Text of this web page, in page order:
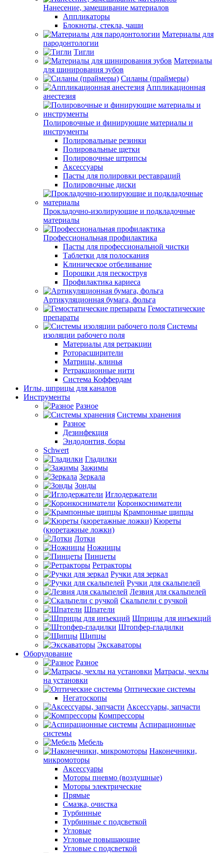
Нанесение, замешивание материалов
Аппликаторы
Блокноты, стекла, чаши
Материалы для
пародонтологии
Тигли
Материалы
для шинирования зубов
Силаны (праймеры)
Аппликационная
анестезия
Полировочные и финирующие материалы и
инструменты
Полировальные резинки
Полировальные щетки
Полировочные штрипсы
Аксессуары
Пасты для полировки реставраций
Полировочные диски
Прокладочно-изолирующие и подкладочные
материалы
Профессиональная профилактика
Пасты для профессиональной чистки
Таблетки для полоскания
Клиническое отбеливание
Порошки для пескоструя
Профилактика кариеса
Артикуляционная бумага, фольга
Гемостатические
препараты
Системы
изоляции рабочего поля
Материалы для ретракции
Роторасширители
Матрицы, клинья
Ретракционные нити
Система Коффердам
Иглы, шприцы для каналов
Инструменты
Разное
Системы хранения
Разное
Дезинфекция
Эндодонтия, боры
Schwert
Гладилки
Зажимы
Зеркала
Зонды
Иглодержатели
Коронкосниматели
Крампонные щипцы
Кюреты
(кюретажные ложки)
Лотки
Ножницы
Пинцеты
Ретракторы
Ручки для зеркал
Ручки для скальпелей
Лезвия для скальпелей
Скальпели с ручкой
Шпатели
Шприцы для инъекций
Штопфер-гладилки
Щипцы
Экскаваторы
Оборудование
Разное
Матрасы, чехлы
на установки
Оптические системы
Негатоскопы
Аксессуары, запчасти
Компрессоры
Аспирационные
системы
Мебель
Наконечники,
микромоторы
Аксессуары
Моторы пневмо (воздушные)
Моторы электрические
Прямые
Смазка, очистка
Турбинные
Турбинные с подсветкой
Угловые
Угловые повышающие
Угловые с подсветкой